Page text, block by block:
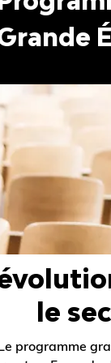
le
programme